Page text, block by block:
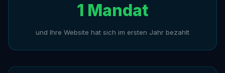
1 Mandat
und Ihre Website hat sich im ersten Jahr bezahlt